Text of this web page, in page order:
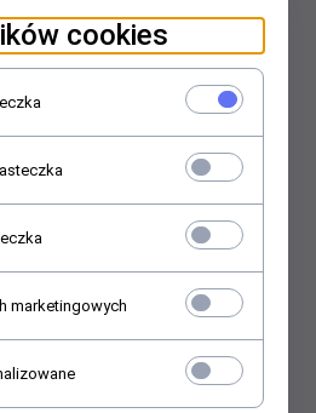
LEDcookies
marketingowych